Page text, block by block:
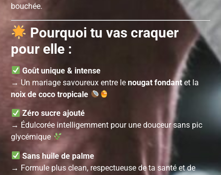
bouchée.
Pourquoi tu vas craquer
pour elle :
Goût unique & intense
→ Un mariage savoureux entre lenougat fondantet la
noix de coco tropicale
Zéro sucre ajouté
→ Édulcorée intelligemment pour une douceur sans pic
glycémique
Sans huile de palme
→ Formule plus clean, respectueuse de ta santé et de